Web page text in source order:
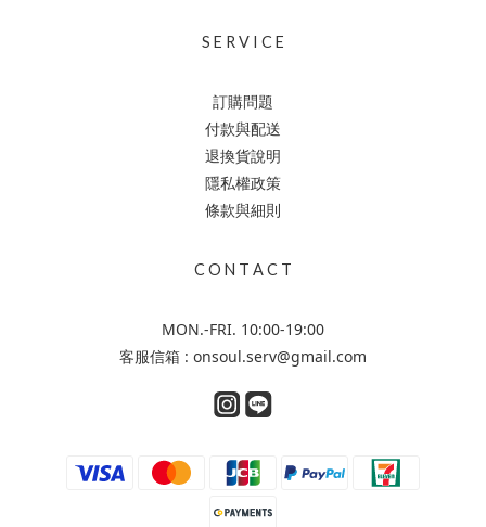
S E R V I C E
訂購問題
付款與配送
退換貨說明
隱私權政策
條款與細則
C O N T A C T
MON.-FRI. 10:00-19:00
客服信箱 : onsoul.serv@gmail.com